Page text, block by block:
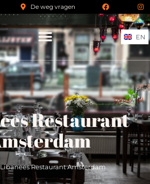
De weg vragen
EN
Restaurant
Libanees Restaurant Amsterdam